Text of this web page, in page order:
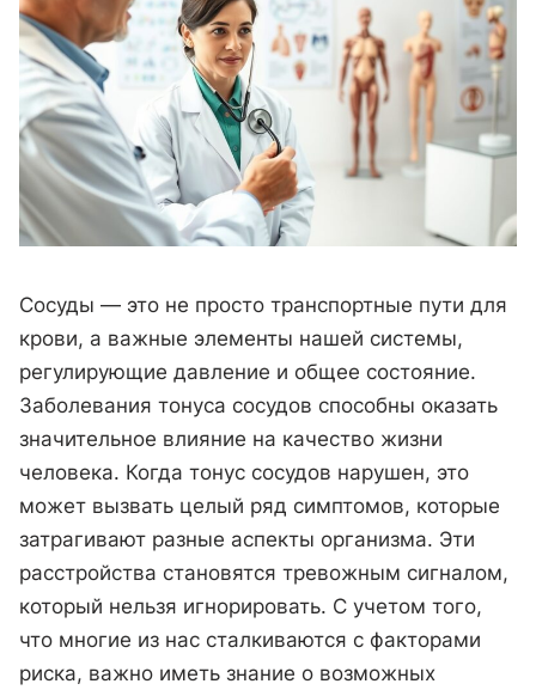
Сосуды — это не просто транспортные пути для
крови, а важные элементы нашей системы,
регулирующие давление и общее состояние.
Заболевания тонуса сосудов способны оказать
значительное влияние на качество жизни
человека. Когда тонус сосудов нарушен, это
может вызвать целый ряд симптомов, которые
затрагивают разные аспекты организма. Эти
расстройства становятся тревожным сигналом,
который нельзя игнорировать. С учетом того,
что многие из нас сталкиваются с факторами
риска, важно иметь знание о возможных